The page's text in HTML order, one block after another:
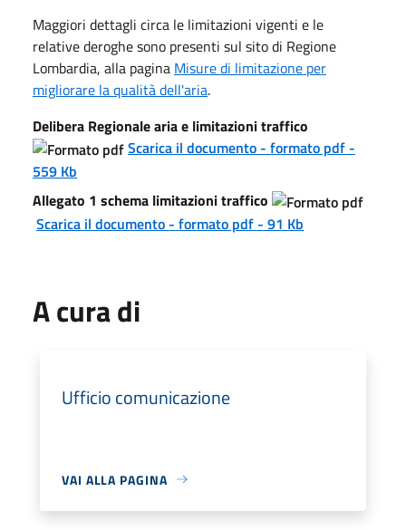
Maggiori dettagli circa le limitazioni vigenti e le
relative deroghe sono presenti sul sito di Regione
Lombardia, alla pagina Misure di limitazione per
migliorare la qualità dell'aria.
Delibera Regionale aria e limitazioni traffico
Scarica il documento - formato pdf -
559 Kb
Allegato 1 schema limitazioni traffico
Scarica il documento - formato pdf - 91 Kb
A cura di
Ufficio comunicazione
VAI ALLA PAGINA